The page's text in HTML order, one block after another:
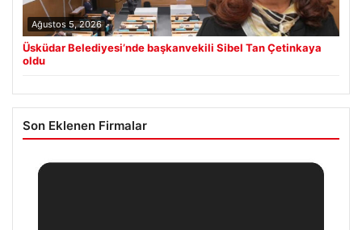
Ağustos 5, 2026
Üsküdar Belediyesi’nde başkanvekili Sibel Tan Çetinkaya
oldu
Son Eklenen Firmalar